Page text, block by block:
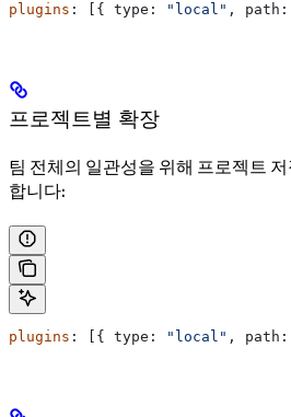
plugins : [{ type: "local" , path:
프로젝트별 확장
팀 전체의 일관성을 위해 프로젝트
합니다:
plugins : [{ type: "local" , path: